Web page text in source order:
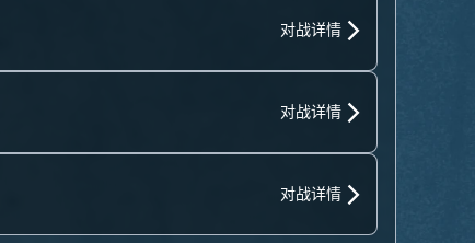
对战详情
对战详情
对战详情